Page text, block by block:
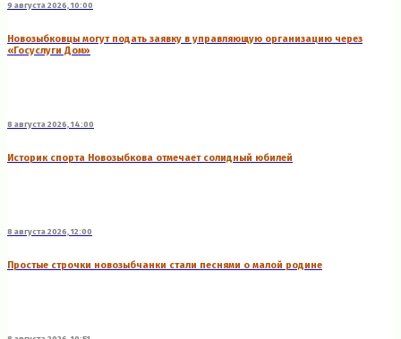
9 августа 2026, 10:00
Новозыбковцы могут подать заявку в управляющую организацию через
«Госуслуги Дом»
8 августа 2026, 14:00
Историк спорта Новозыбкова отмечает солидный юбилей
8 августа 2026, 12:00
Простые строчки новозыбчанки стали песнями о малой родине